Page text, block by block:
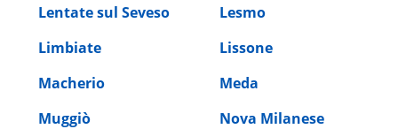
Lentate sul Seveso
Lesmo
Limbiate
Lissone
Macherio
Meda
Muggiò
Nova Milanese